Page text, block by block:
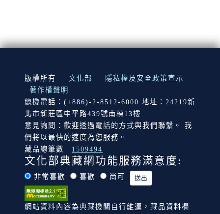
:::
版權所有 文化部
隱私權及安全政策宣示
著作權聲明
總機電話：(+886)-2-8512-6000 地址：24219新
北市新莊區中平路439號南棟13樓
意見詢問：歡迎透過電話的方式與我們聯繫。 我
們將以最快的速度為您服務。
藏品總筆數
1509494
文化部典藏網功能服務滿意度:
非常喜歡 喜歡 尚可
網站資料內容為典藏機關自行維運，藏品資料欄